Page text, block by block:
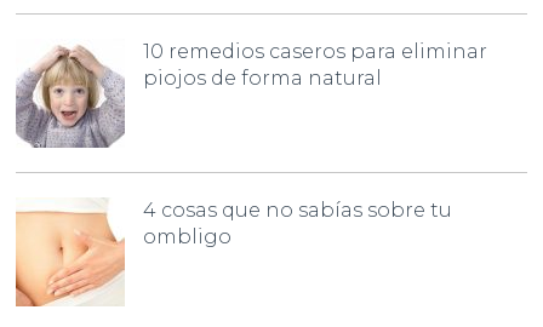
10 remedios caseros para eliminar
piojos de forma natural
4 cosas que no sabías sobre tu
ombligo